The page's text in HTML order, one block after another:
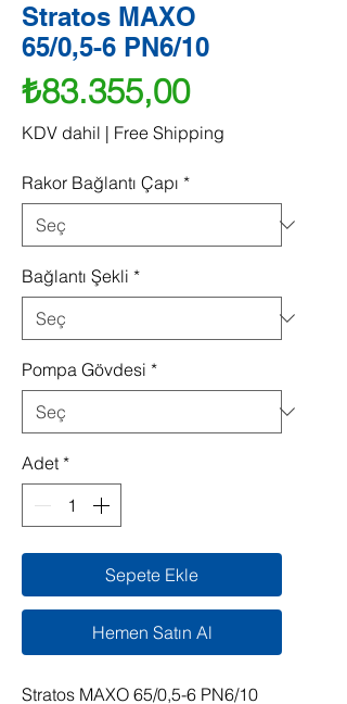
Stratos MAXO
65/0,5-6 PN6/10
₺83.355,00Fiyat
KDV dahil | Free Shipping
Rakor Bağlantı Çapı *
Bağlantı Şekli *
Pompa Gövdesi *
Adet *
Sepete Ekle
Hemen Satın Al
Stratos MAXO 65/0,5-6 PN6/10